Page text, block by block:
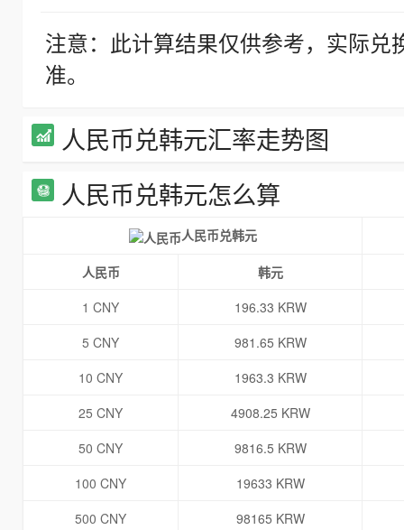
注意：此计算结果仅供参考，实际
准。
人民币兑韩元汇率走势图
人民币兑韩元怎么算
人民币兑韩元
人民币
韩元
1 CNY
196.33 KRW
5 CNY
981.65 KRW
10 CNY
1963.3 KRW
25 CNY
4908.25 KRW
50 CNY
9816.5 KRW
100 CNY
19633 KRW
500 CNY
98165 KRW